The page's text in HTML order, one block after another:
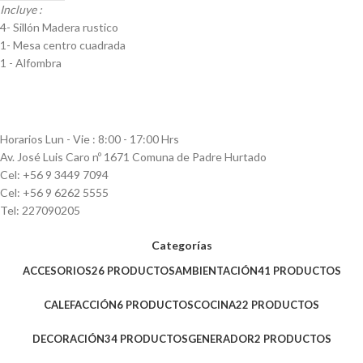
Incluye :
4- Sillón Madera rustico
1- Mesa centro cuadrada
1 - Alfombra
Horarios Lun - Vie : 8:00 - 17:00 Hrs
Av. José Luis Caro nº 1671 Comuna de Padre Hurtado
Cel: +56 9 3449 7094
Cel: +56 9 6262 5555
Tel: 227090205
Categorías
ACCESORIOS26 PRODUCTOSAMBIENTACIÓN41 PRODUCTOS
CALEFACCIÓN6 PRODUCTOSCOCINA22 PRODUCTOS
DECORACIÓN34 PRODUCTOSGENERADOR2 PRODUCTOS